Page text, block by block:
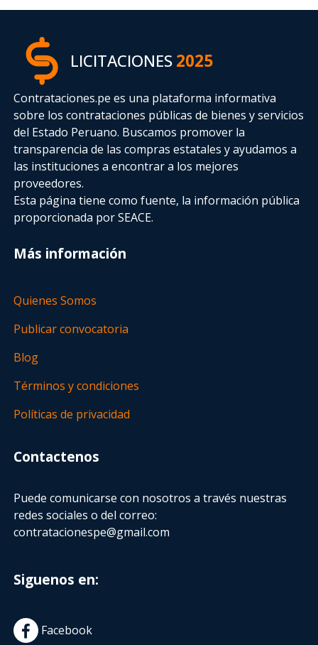
LICITACIONES2025
Contrataciones.pe es una plataforma informativa
sobre los contrataciones públicas de bienes y servicios
del Estado Peruano. Buscamos promover la
transparencia de las compras estatalesy ayudamos a
las instituciones a encontrar a los mejores
proveedores.
Esta página tiene como fuente, la información pública
proporcionada por SEACE.
Más información
Quienes Somos
Publicar convocatoria
Blog
Términos y condiciones
Políticas de privacidad
Contactenos
Puede comunicarse con nosotros a través nuestras
redes sociales o del correo:
contratacionespe@gmail.com
Siguenos en:
Facebook